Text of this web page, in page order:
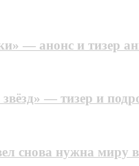
— анонс и тизер
— тизер и
снова нужна миру